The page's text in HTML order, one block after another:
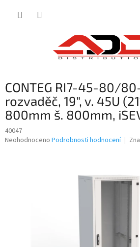
CONTEG RI7-45-80/
rozvaděč, 19", v. 45U
800mm š. 800mm,
40047
Průměrné
Neohodnoceno Podrobnosti hodnocení